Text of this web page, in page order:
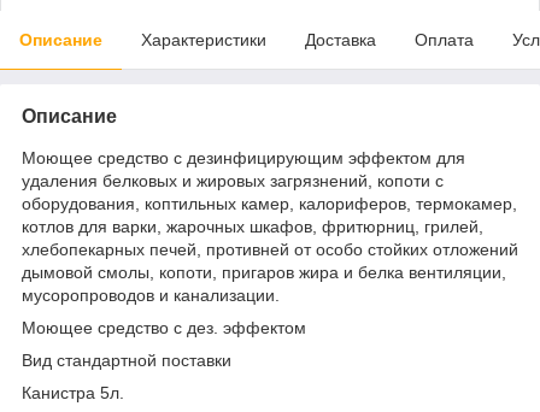
Описание Характеристики Доставка Оплата
Описание
Моющее средство с дезинфицирующим эффектом для
удаления белковых и жировых загрязнений, копоти с
оборудования, коптильных камер, калориферов, термокамер,
котлов для варки, жарочных шкафов, фритюрниц, грилей,
хлебопекарных печей, противней от особо стойких отложений
дымовой смолы, копоти, пригаров жира и белка вентиляции,
мусоропроводов и канализации.
Моющее средство с дез. эффектом
Вид стандартной поставки
Канистра 5л.